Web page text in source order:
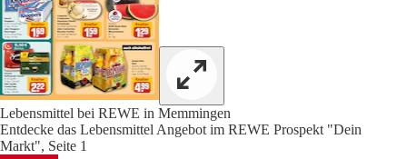
Lebensmittel bei REWE in Memmingen
Entdecke das Lebensmittel Angebot im REWE Prospekt "Dein
Markt", Seite 1